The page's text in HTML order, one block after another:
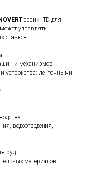
серии ITD для
управлять:
станков
и механизмов
ленточными
водоотведения,
руд
материалов